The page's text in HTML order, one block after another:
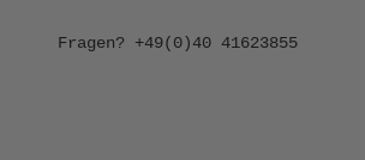
Zum Inhalt springen
Fragen? +49(0)40 41623855